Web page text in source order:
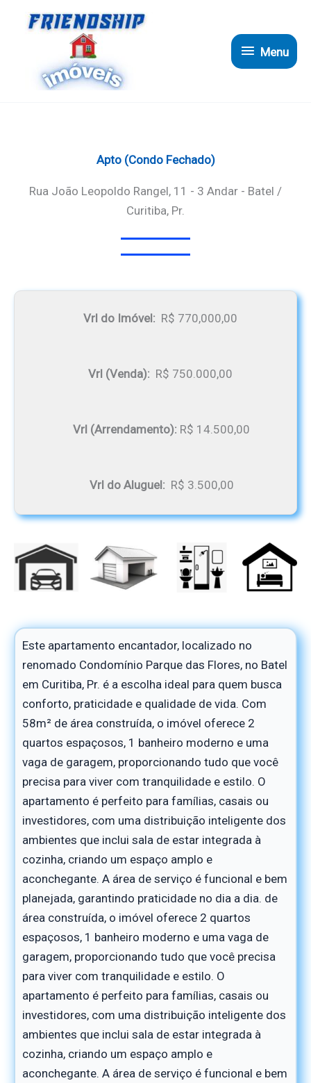
conteúdo
Menu
Menu
Apto (Condo Fechado)
Rua João Leopoldo Rangel, 11 - 3 Andar - Batel /
Curitiba, Pr.
Vrl do Imóvel: R$ 770,000,00
Vrl (Venda): R$ 750.000,00
Vrl (Arrendamento): R$ 14.500,00
Vrl do Aluguel: R$ 3.500,00
Este apartamento encantador, localizado no
renomado Condomínio Parque das Flores, no Batel
em Curitiba, Pr. é a escolha ideal para quem busca
conforto, praticidade e qualidade de vida. Com
58m² de área construída, o imóvel oferece 2
quartos espaçosos, 1 banheiro moderno e uma
vaga de garagem, proporcionando tudo que você
precisa para viver com tranquilidade e estilo. O
apartamento é perfeito para famílias, casais ou
investidores, com uma distribuição inteligente dos
ambientes que inclui sala de estar integrada à
cozinha, criando um espaço amplo e
aconchegante. A área de serviço é funcional e bem
planejada, garantindo praticidade no dia a dia. de
área construída, o imóvel oferece 2 quartos
espaçosos, 1 banheiro moderno e uma vaga de
garagem, proporcionando tudo que você precisa
para viver com tranquilidade e estilo. O
apartamento é perfeito para famílias, casais ou
investidores, com uma distribuição inteligente dos
ambientes que inclui sala de estar integrada à
cozinha, criando um espaço amplo e
aconchegante. A área de serviço é funcional e bem